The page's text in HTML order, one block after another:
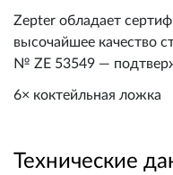
Zepter обладает
высочайшее качество
№ ZE 53549 —
6× коктейльная ложка
Технические